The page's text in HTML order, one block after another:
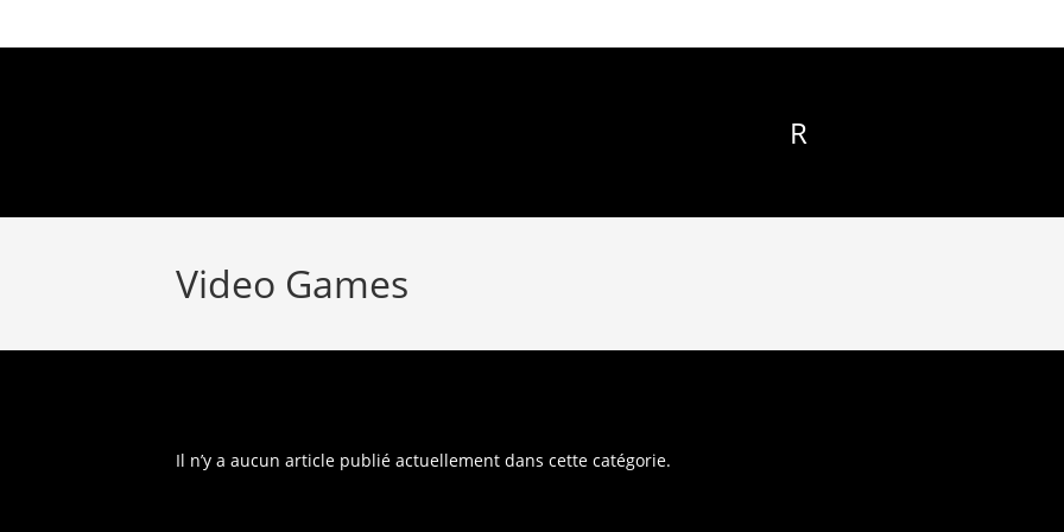
R
Video Games
Il n’y a aucun article publié actuellement dans cette catégorie.